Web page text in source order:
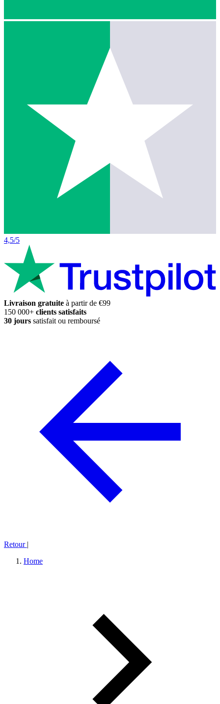
4,5/5
Livraison gratuite à partir de €99
150 000+ clients satisfaits
30 jours satisfait ou remboursé
Retour |
Home